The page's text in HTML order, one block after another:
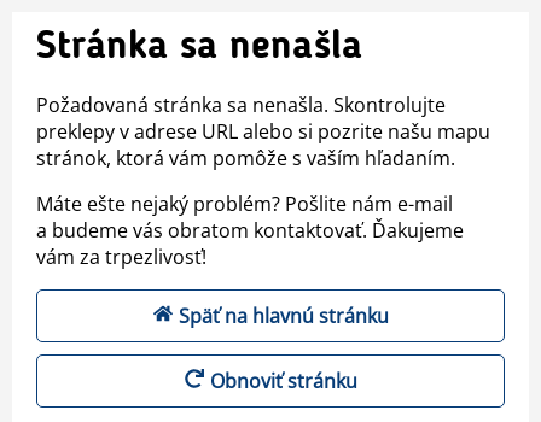
Stránka sa nenašla
Požadovaná stránka sa nenašla. Skontrolujte
preklepy v adrese URL alebo si pozrite našu mapu
stránok, ktorá vám pomôže s vaším hľadaním.
Máte ešte nejaký problém? Pošlite nám e-mail
a budeme vás obratom kontaktovať. Ďakujeme
vám za trpezlivosť!
Späť na hlavnú stránku
Obnoviť stránku